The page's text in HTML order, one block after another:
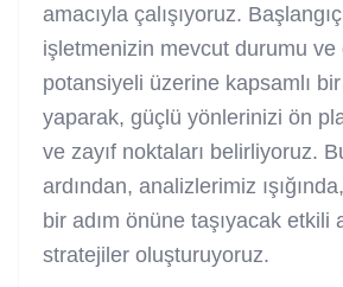
amacıyla çalışıyoruz.
işletmenizin mevcut durumu ve
potansiyeli üzerine kapsamlı
yaparak, güçlü yönlerinizi ön
ve zayıf noktaları belirliyoruz.
ardından, analizlerimiz
bir adım önüne taşıyacak etkili
stratejiler oluşturuyoruz.